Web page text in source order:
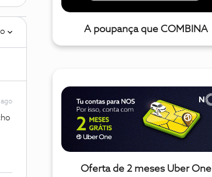
A poupança que COMBINA
Oferta de 2 meses Uber One